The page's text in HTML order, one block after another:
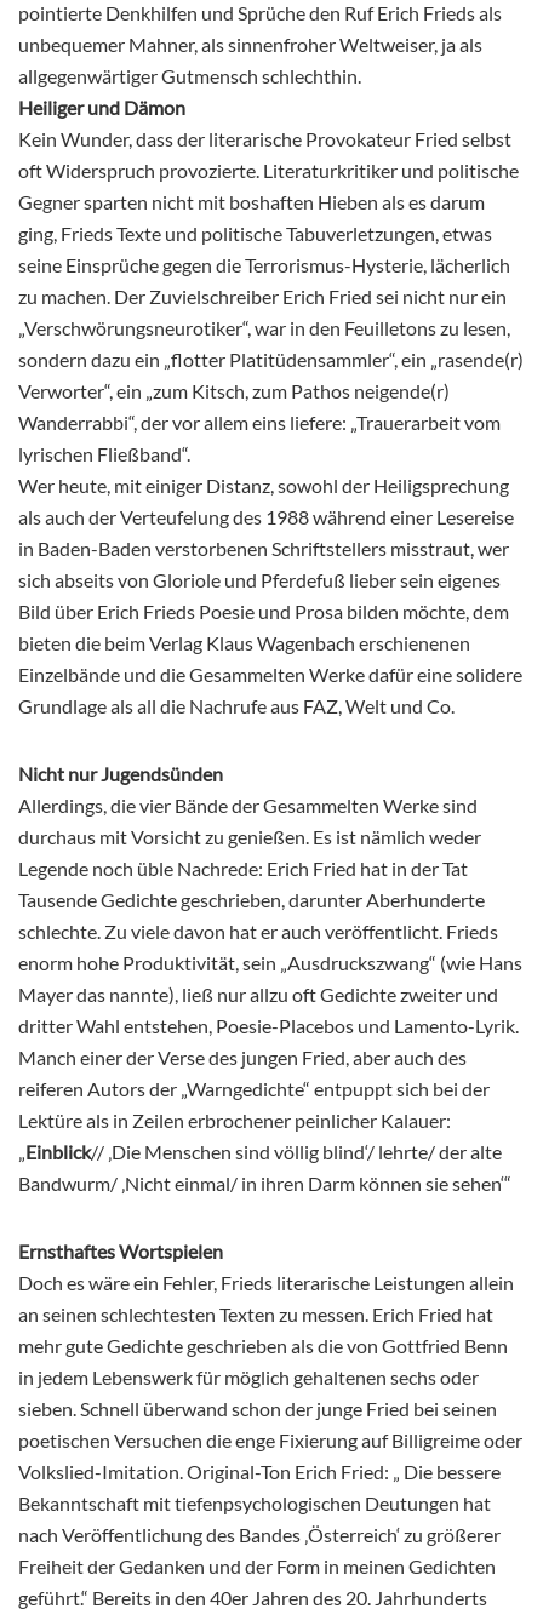
pointierte Denkhilfen und Sprüche den Ruf Erich Frieds als
unbequemer Mahner, als sinnenfroher Weltweiser, ja als
allgegenwärtiger Gutmensch schlechthin.
Heiliger und Dämon
Kein Wunder, dass der literarische Provokateur Fried selbst
oft Widerspruch provozierte. Literaturkritiker und politische
Gegner sparten nicht mit boshaften Hieben als es darum
ging, Frieds Texte und politische Tabuverletzungen, etwas
seine Einsprüche gegen die Terrorismus-Hysterie, lächerlich
zu machen. Der Zuvielschreiber Erich Fried sei nicht nur ein
„Verschwörungsneurotiker“, war in den Feuilletons zu lesen,
sondern dazu ein „flotter Platitüdensammler“, ein „rasende(r)
Verworter“, ein „zum Kitsch, zum Pathos neigende(r)
Wanderrabbi“, der vor allem eins liefere: „Trauerarbeit vom
lyrischen Fließband“.
Wer heute, mit einiger Distanz, sowohl der Heiligsprechung
als auch der Verteufelung des 1988 während einer Lesereise
in Baden-Baden verstorbenen Schriftstellers misstraut, wer
sich abseits von Gloriole und Pferdefuß lieber sein eigenes
Bild über Erich Frieds Poesie und Prosa bilden möchte, dem
bieten die beim Verlag Klaus Wagenbach erschienenen
Einzelbände und die Gesammelten Werke dafür eine solidere
Grundlage als all die Nachrufe aus FAZ, Welt und Co.
Nicht nur Jugendsünden
Allerdings, die vier Bände der Gesammelten Werke sind
durchaus mit Vorsicht zu genießen. Es ist nämlich weder
Legende noch üble Nachrede: Erich Fried hat in der Tat
Tausende Gedichte geschrieben, darunter Aberhunderte
schlechte. Zu viele davon hat er auch veröffentlicht. Frieds
enorm hohe Produktivität, sein „Ausdruckszwang“ (wie Hans
Mayer das nannte), ließ nur allzu oft Gedichte zweiter und
dritter Wahl entstehen, Poesie-Placebos und Lamento-Lyrik.
Manch einer der Verse des jungen Fried, aber auch des
reiferen Autors der „Warngedichte“ entpuppt sich bei der
Lektüre als in Zeilen erbrochener peinlicher Kalauer:
„Einblick// ‚Die Menschen sind völlig blind‘/ lehrte/ der alte
Bandwurm/ ‚Nicht einmal/ in ihren Darm können sie sehen‘“
Ernsthaftes Wortspielen
Doch es wäre ein Fehler, Frieds literarische Leistungen allein
an seinen schlechtesten Texten zu messen. Erich Fried hat
mehr gute Gedichte geschrieben als die von Gottfried Benn
in jedem Lebenswerk für möglich gehaltenen sechs oder
sieben. Schnell überwand schon der junge Fried bei seinen
poetischen Versuchen die enge Fixierung auf Billigreime oder
Volkslied-Imitation. Original-Ton Erich Fried: „ Die bessere
Bekanntschaft mit tiefenpsychologischen Deutungen hat
nach Veröffentlichung des Bandes ‚Österreich‘ zu größerer
Freiheit der Gedanken und der Form in meinen Gedichten
geführt.“ Bereits in den 40er Jahren des 20. Jahrhunderts